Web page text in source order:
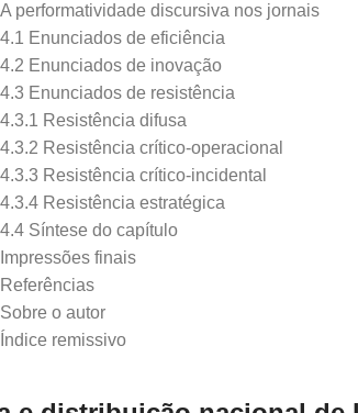
A performatividade discursiva nos jornais
4.1 Enunciados de eficiência
4.2 Enunciados de inovação
4.3 Enunciados de resistência
4.3.1 Resistência difusa
4.3.2 Resistência crítico-operacional
4.3.3 Resistência crítico-incidental
4.3.4 Resistência estratégica
4.4 Síntese do capítulo
Impressões finais
Referências
Sobre o autor
Índice remissivo